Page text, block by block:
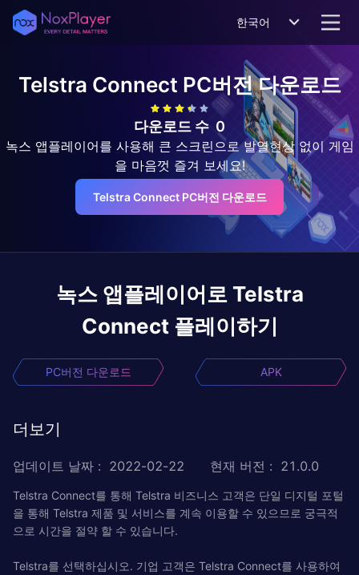
한국어
Telstra Connect PC버전 다운로드
다운로드 수 0
녹스 앱플레이어를 사용해 큰 스크린으로 발열현상 없이 게임
을 마음껏 즐겨 보세요!
Telstra Connect PC버전 다운로드
녹스 앱플레이어로 Telstra
Connect 플레이하기
PC버전 다운로드 APK
더보기
업데이트 날짜 : 2022-02-22 현재 버전 : 21.0.0
Telstra Connect를 통해 Telstra 비즈니스 고객은 단일 디지털 포털
을 통해 Telstra 제품 및 서비스를 계속 이용할 수 있으므로 궁극적
으로 시간을 절약 할 수 있습니다.
Telstra를 선택하십시오. 기업 고객은 Telstra Connect를 사용하여